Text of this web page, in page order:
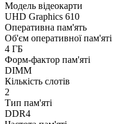
Модель відеокарти
UHD Graphics 610
Оперативна пам'ять
Об'єм оперативної пам'яті
4 ГБ
Форм-фактор пам'яті
DIMM
Кількість слотів
2
Тип пам'яті
DDR4